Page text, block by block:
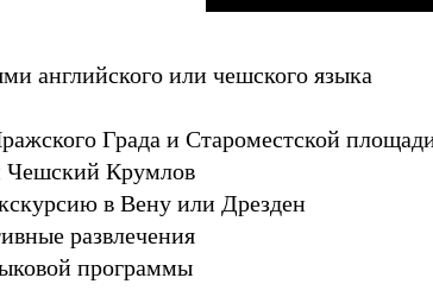
английского или чешского языка
Града и Староместской
Чешский Крумлов
в Вену или Дрезден
развлечения
программы